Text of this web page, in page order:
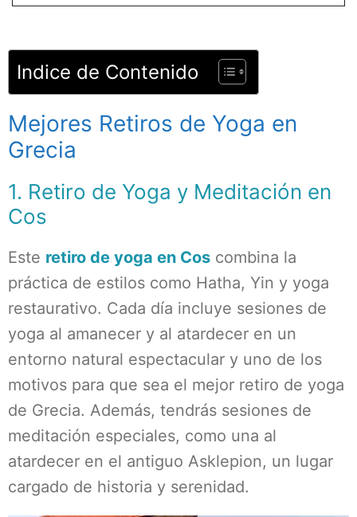
Indice de Contenido
Mejores Retiros de Yoga en
Grecia
1. Retiro de Yoga y Meditación en
Cos
Este retiro de yoga en Cos combina la
práctica de estilos como Hatha, Yin y yoga
restaurativo. Cada día incluye sesiones de
yoga al amanecer y al atardecer en un
entorno natural espectacular y uno de los
motivos para que sea el mejor retiro de yoga
de Grecia. Además, tendrás sesiones de
meditación especiales, como una al
atardecer en el antiguo Asklepion, un lugar
cargado de historia y serenidad.